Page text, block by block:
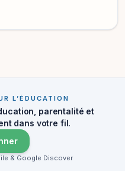
L’ÉDUCATION
parentalité et
dans votre fil.
& Google Discover